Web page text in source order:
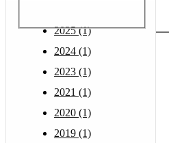
2025 (1)
2024 (1)
2023 (1)
2021 (1)
2020 (1)
2019 (1)